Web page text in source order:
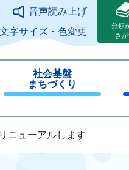
本文へ音声読み上げ
文字サイズ・色変更
分類
さ
社会基盤
まちづくり
じ
る
ニューアルします